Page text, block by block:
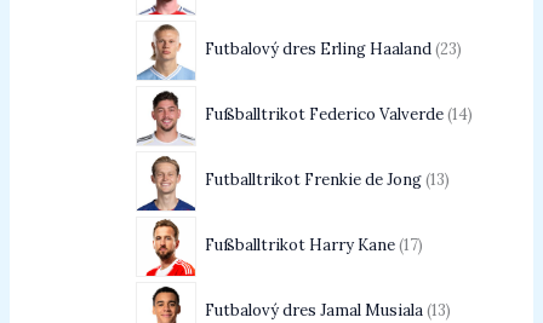
Futbalový dres Erling Haaland 23
Fußballtrikot Federico Valverde 14
Futballtrikot Frenkie de Jong 13
Fußballtrikot Harry Kane 17
Futbalový dres Jamal Musiala 13